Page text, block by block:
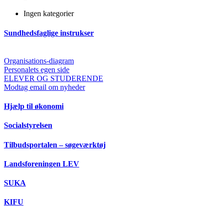
Ingen kategorier
Sundhedsfaglige instrukser
Organisations-diagram
Personalets egen side
ELEVER OG STUDERENDE
Modtag email om nyheder
Hjælp til økonomi
Socialstyrelsen
Tilbudsportalen – søgeværktøj
Landsforeningen LEV
SUKA
KIFU